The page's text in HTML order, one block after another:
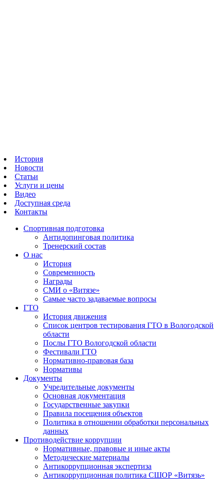
История
Новости
Статьи
Услуги и цены
Видео
Доступная среда
Контакты
Спортивная подготовка
Антидопинговая политика
Тренерский состав
О нас
История
Современность
Награды
СМИ о «Витязе»
Самые часто задаваемые вопросы
ГТО
История движения
Список центров тестирования ГТО в Вологодской
области
Послы ГТО Вологодской области
Фестивали ГТО
Нормативно-правовая база
Нормативы
Документы
Учредительные документы
Основная документация
Государственные закупки
Правила посещения объектов
Политика в отношении обработки персональных
данных
Противодействие коррупции
Нормативные, правовые и иные акты
Методические материалы
Антикоррупционная экспертиза
Антикоррупционная политика СШОР «Витязь»